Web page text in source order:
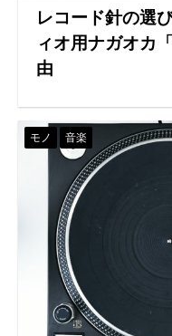
レコード針の選
ィオ用ナガオカ
由
モノ 音楽